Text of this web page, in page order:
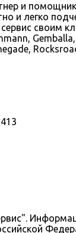
и
легко
своим